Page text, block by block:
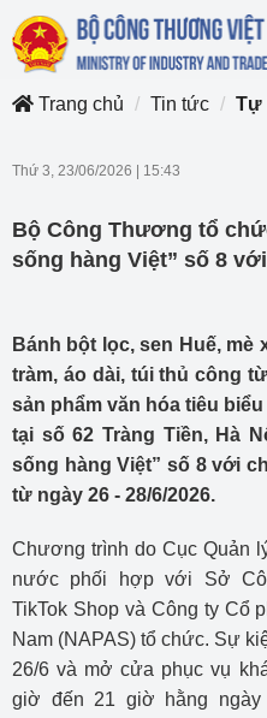
Trang chủ
Tin tức Tự
Thứ 3, 23/06/2026 15:43
Bộ Công Thương tổ
sống hàng Việt” số 8
Bánh bột lọc, sen Huế,
tràm, áo dài, túi thủ công
sản phẩm văn hóa tiêu
tại số 62 Tràng Tiền, Hà
sống hàng Việt” số 8 với
từ ngày 26 - 28/6/2026.
Chương trình do Cục Quản
nước phối hợp với Sở
TikTok Shop và Công ty Cổ
Nam (NAPAS) tổ chức. Sự
26/6 và mở cửa phục vụ
giờ đến 21 giờ hằng